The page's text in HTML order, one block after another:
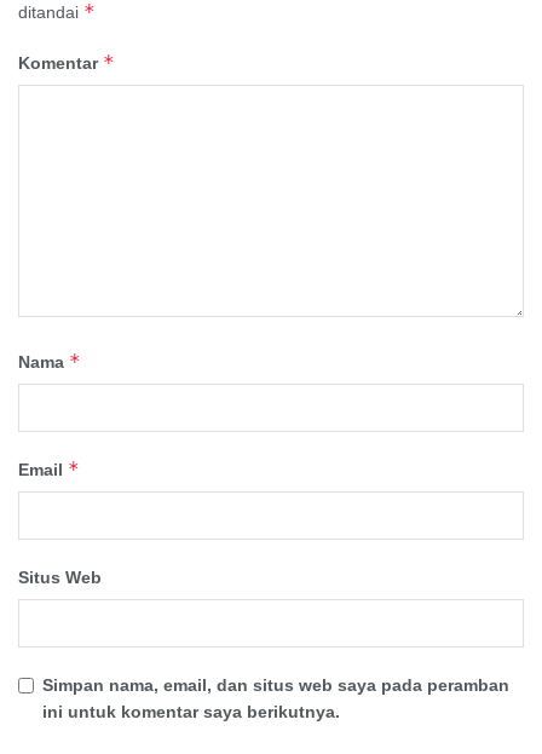
ditandai *
Komentar *
Nama *
Email *
Situs Web
Simpan nama, email, dan situs web saya pada peramban
ini untuk komentar saya berikutnya.